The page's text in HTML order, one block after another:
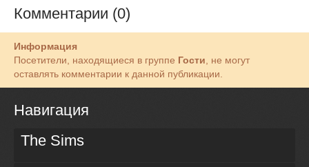
Комментарии (0)
Информация
Посетители, находящиеся в группе Гости , не могут
оставлять комментарии к данной публикации.
Навигация
The Sims